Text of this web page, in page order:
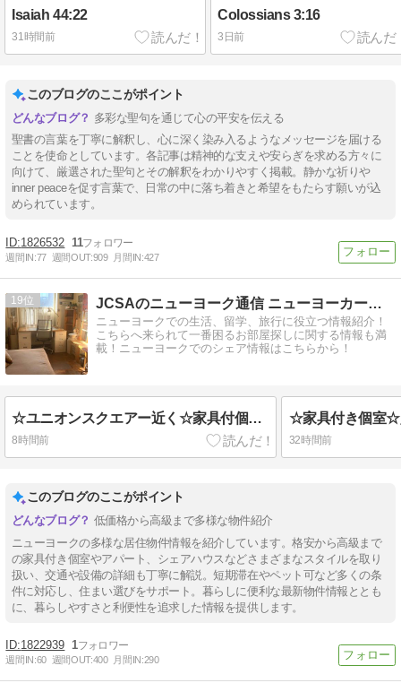
Isaiah 44:22
31時間前
Colossians 3:16
3日前
このブログのここがポイント
多彩な聖句を通じて心の平安を伝える
聖書の言葉を丁寧に解釈し、心に深く染み入るようなメッセージを届ける
ことを使命としています。各記事は精神的な支えや安らぎを求める方々に
向けて、厳選された聖句とその解釈をわかりやすく掲載。静かな祈りや
inner peaceを促す言葉で、日常の中に落ち着きと希望をもたらす願いが込
められています。
1826532 11
週間IN:77 週間OUT:909 月間IN:427
19 JCSAのニューヨーク通信 ニューヨーカーとシェアしよう！
ニューヨークでの生活、留学、旅行に役立つ情報紹介！
こちらへ来られて一番困るお部屋探しに関する情報も満
載！ニューヨークでのシェア情報はこちらから！
☆ユニオンスクエアー近く☆家具付個室☆ビル内ランドリー付☆即日～☆$1650込)
8時間前 32時間前
このブログのここがポイント
低価格から高級まで多様な物件紹介
ニューヨークの多様な居住物件情報を紹介しています。格安から高級まで
の家具付き個室やアパート、シェアハウスなどさまざまなスタイルを取り
扱い、交通や設備の詳細も丁寧に解説。短期滞在やペット可など多くの条
件に対応し、住まい選びをサポート。暮らしに便利な最新物件情報ととも
に、暮らしやすさと利便性を追求した情報を提供します。
1822939 1
週間IN:60 週間OUT:400 月間IN:290